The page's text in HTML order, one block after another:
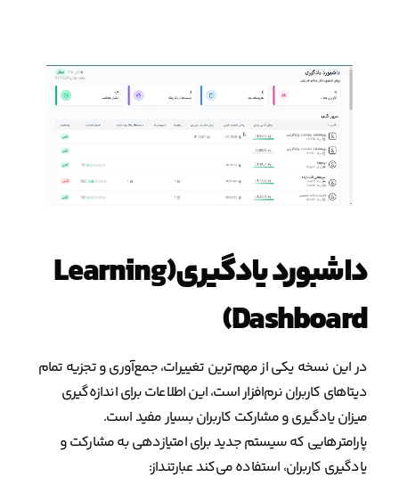
داشبورد یادگیری(Learning
Dashboard)
در این نسخه یکی از مهم‌ترین تغییرات، جمع‌آوری و تجزیه تمام
دیتاهای کاربران نرم‌افزار است، این اطلاعات برای اندازه‌گیری
میزان یادگیری و مشارکت کاربران بسیار مفید است.
پارامترهایی که سیستم جدید برای امتیازدهی به مشارکت و
یادگیری کاربران، استفاده می‌کند عبارتنداز: